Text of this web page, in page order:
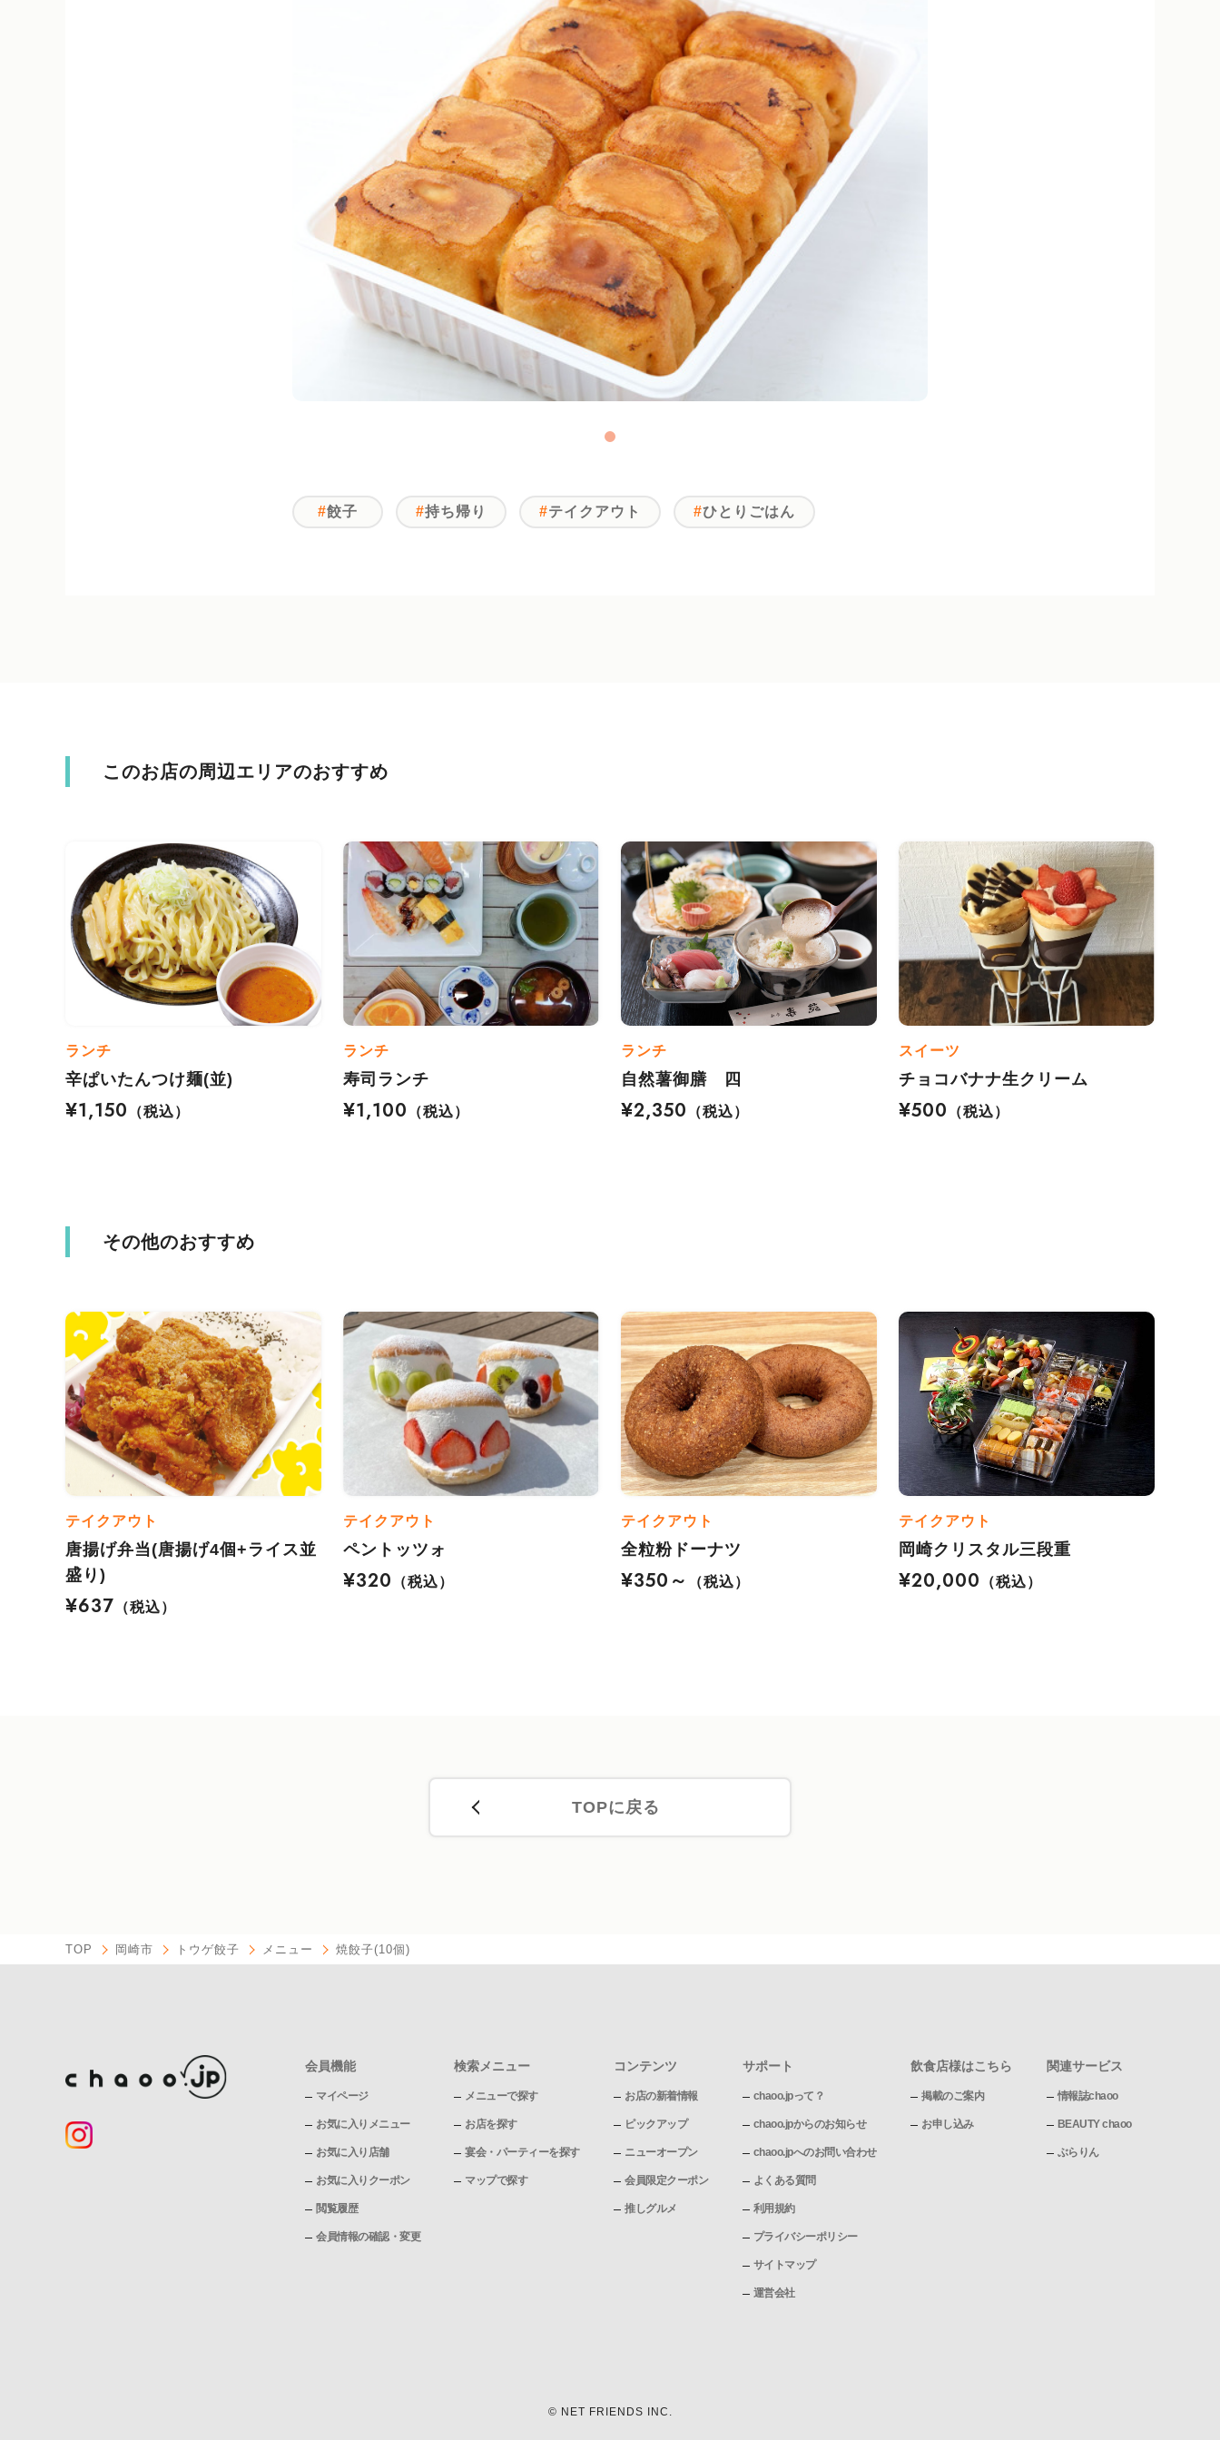
餃子 持ち帰り テイクアウト ひとりごはん
このお店の周辺エリアのおすすめ
ランチ
辛ぱいたんつけ麺(並)
¥1,150
（税込）
ランチ
寿司ランチ
¥1,100
（税込）
ランチ
自然薯御膳 四
¥2,350
（税込）
スイーツ
チョコバナナ生クリーム
¥500
（税込）
その他のおすすめ
テイクアウト
唐揚げ弁当(唐揚げ4個+ライス並
盛り)
¥637 （税込）
テイクアウト
ペントッツォ
¥320
（税込）
テイクアウト
全粒粉ドーナツ
¥350～
（税込）
テイクアウト
岡崎クリスタル三段重
¥20,000
（税込）
TOPに戻る
TOP 岡崎市 トウゲ餃子 メニュー 焼餃子(10個)
会員機能
マイページ
お気に入りメニュー
お気に入り店舗
お気に入りクーポン
閲覧履歴
会員情報の確認・変更
検索メニュー
メニューで探す
お店を探す
宴会・パーティーを探す
マップで探す
コンテンツ
お店の新着情報
ピックアップ
ニューオープン
会員限定クーポン
推しグルメ
サポート
chaoo.jpって？
chaoo.jpからのお知らせ
chaoo.jpへのお問い合わせ
よくある質問
利用規約
プライバシーポリシー
サイトマップ
運営会社
飲食店様はこちら
掲載のご案内
お申し込み
関連サービス
情報誌chaoo
BEAUTY chaoo
ぶらりん
© NET FRIENDS INC.